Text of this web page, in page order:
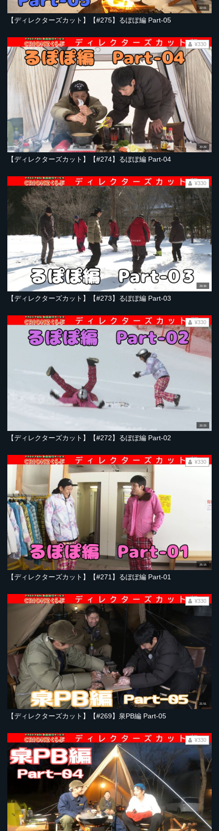
22:01
【ディレクターズカット】【#275】るぽぽ編 Part-05
20:29
【ディレクターズカット】【#274】るぽぽ編 Part-04
¥330
29:36
【ディレクターズカット】【#273】るぽぽ編 Part-03
¥330
20:25
【ディレクターズカット】【#272】るぽぽ編 Part-02
¥330
25:15
【ディレクターズカット】【#271】るぽぽ編 Part-01
¥330
21:51
【ディレクターズカット】【#269】泉PB編 Part-05
¥330
¥330